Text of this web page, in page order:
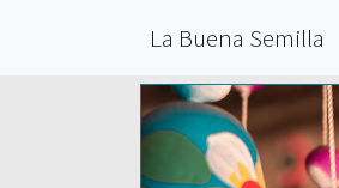
La Buena Semilla